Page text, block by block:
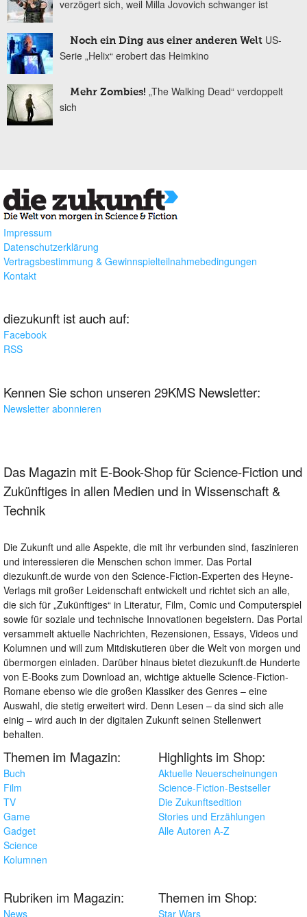
verzögert sich, weil Milla Jovovich schwanger ist
Noch ein Ding aus einer anderen Welt US-
Serie „Helix“ erobert das Heimkino
Mehr Zombies! „The Walking Dead“ verdoppelt
sich
Impressum
Datenschutzerklärung
Vertragsbestimmung & Gewinnspielteilnahmebedingungen
Kontakt
diezukunft ist auch auf:
Facebook
RSS
Kennen Sie schon unseren 29KMS Newsletter:
Newsletter abonnieren
Das Magazin mit E-Book-Shop für Science-Fiction und
Zukünftiges in allen Medien und in Wissenschaft &
Technik
Die Zukunft und alle Aspekte, die mit ihr verbunden sind, faszinieren
und interessieren die Menschen schon immer. Das Portal
diezukunft.de wurde von den Science-Fiction-Experten des Heyne-
Verlags mit großer Leidenschaft entwickelt und richtet sich an alle,
die sich für „Zukünftiges“ in Literatur, Film, Comic und Computerspiel
sowie für soziale und technische Innovationen begeistern. Das Portal
versammelt aktuelle Nachrichten, Rezensionen, Essays, Videos und
Kolumnen und will zum Mitdiskutieren über die Welt von morgen und
übermorgen einladen. Darüber hinaus bietet diezukunft.de Hunderte
von E-Books zum Download an, wichtige aktuelle Science-Fiction-
Romane ebenso wie die großen Klassiker des Genres – eine
Auswahl, die stetig erweitert wird. Denn Lesen – da sind sich alle
einig – wird auch in der digitalen Zukunft seinen Stellenwert
behalten.
Themen im Magazin:
Buch
Film
TV
Game
Gadget
Science
Kolumnen
Highlights im Shop:
Aktuelle Neuerscheinungen
Science-Fiction-Bestseller
Die Zukunftsedition
Stories und Erzählungen
Alle Autoren A-Z
Rubriken im Magazin:
News
Themen im Shop:
Star Wars